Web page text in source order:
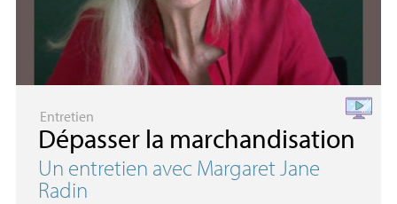
Entretien
Dépasser la marchandisation
Un entretien avec Margaret Jane
Radin